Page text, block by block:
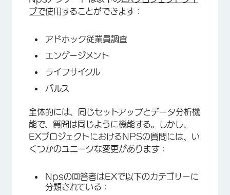
×
プで使用することができます：
アドホック従業員調査
エンゲージメント
ライフサイクル
パルス
全体的には、同じセットアップとデータ分析機
能で、質問は同じように機能する。しかし、
EXプロジェクトにおけるNPSの質問には、い
くつかのユニークな変更があります：
Npsの回答者はEXで以下のカテゴリーに
分類されている：